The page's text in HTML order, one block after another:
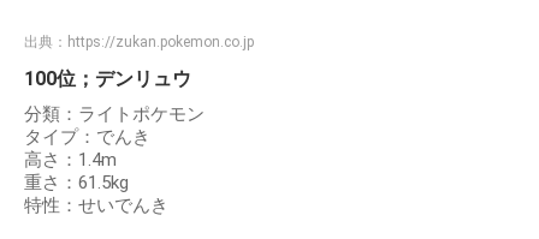
出典： https://zukan.pokemon.co.jp
100位；デンリュウ
分類：ライトポケモン
タイプ：でんき
高さ：1.4m
重さ：61.5kg
特性：せいでんき